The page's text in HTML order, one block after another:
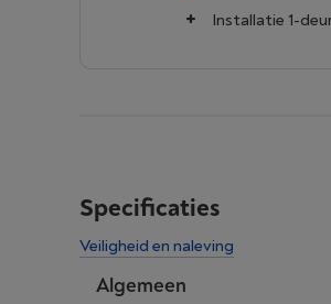
Installatie 1-
Specificaties
Veiligheid en naleving
Algemeen